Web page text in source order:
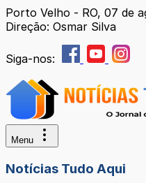
Porto Velho - RO, 07 de
Direção: Osmar Silva
Siga-nos:
Menu
Notícias Tudo Aqui